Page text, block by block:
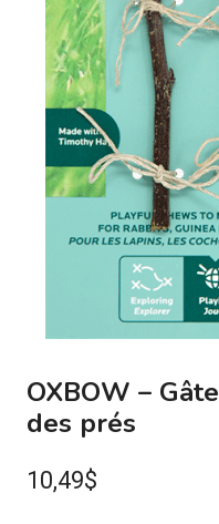
OXBOW –
des prés
10,49$